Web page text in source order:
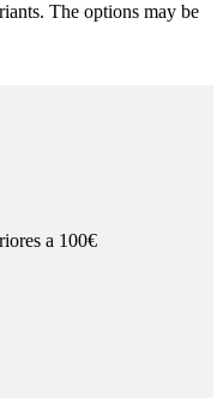
The options may be
a 100€